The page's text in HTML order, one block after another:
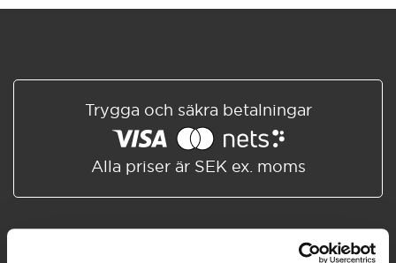
Trygga och säkra betalningar
Alla priser är SEK ex. moms
Prenumerera på vårt nyhetsbrev